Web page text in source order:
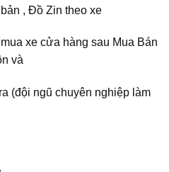
, Đồ Zin theo xe
xe cửa hàng sau Mua Bán
và
(đội ngũ chuyên nghiệp làm